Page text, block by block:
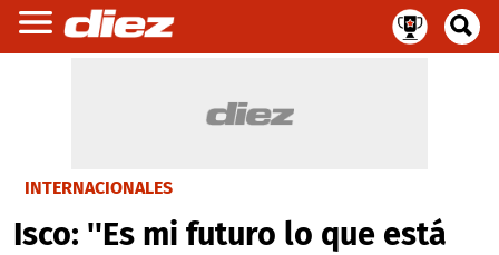
INTERNACIONALES
Isco: ''Es mi futuro lo que está